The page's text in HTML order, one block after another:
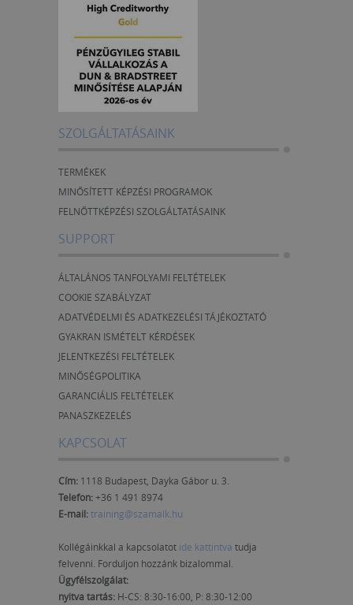
SZOLGÁLTATÁSAINK
TERMÉKEK
MINŐSÍTETT KÉPZÉSI PROGRAMOK
FELNŐTTKÉPZÉSI SZOLGÁLTATÁSAINK
SUPPORT
ÁLTALÁNOS TANFOLYAMI FELTÉTELEK
COOKIE SZABÁLYZAT
ADATVÉDELMI ÉS ADATKEZELÉSI TÁJÉKOZTATÓ
GYAKRAN ISMÉTELT KÉRDÉSEK
JELENTKEZÉSI FELTÉTELEK
MINŐSÉGPOLITIKA
GARANCIÁLIS FELTÉTELEK
PANASZKEZELÉS
KAPCSOLAT
Cím: 1118 Budapest, Dayka Gábor u. 3.
Telefon:+36 1 491 8974
E-mail:training@szamalk.hu
Kollégáinkkal a kapcsolatot ide kattintva tudja
felvenni. Forduljon hozzánk bizalommal.
Ügyfélszolgálat:
nyitva tartás: H-CS: 8:30-16:00, P: 8:30-12:00